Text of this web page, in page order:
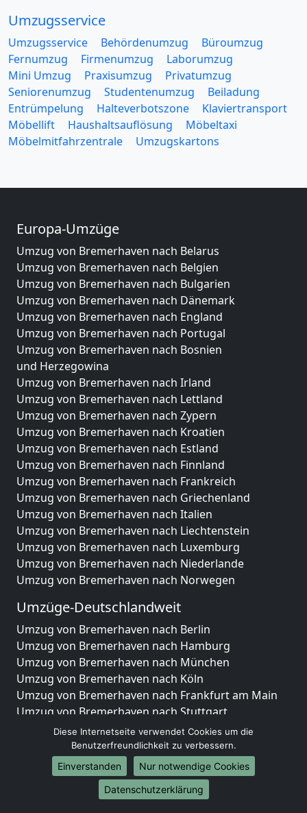
Umzugsservice
Umzugsservice Behördenumzug
Büroumzug
Fernumzug
Firmenumzug
Laborumzug
Mini Umzug
Praxisumzug
Privatumzug
Seniorenumzug
Studentenumzug
Beiladung
Entrümpelung
Halteverbotszone
Klaviertransport
Möbellift
Haushaltsauflösung
Möbeltaxi
Möbelmitfahrzentrale
Umzugskartons
Europa-Umzüge
Umzug von Bremerhaven nach Belarus
Umzug von Bremerhaven nach Belgien
Umzug von Bremerhaven nach Bulgarien
Umzug von Bremerhaven nach Dänemark
Umzug von Bremerhaven nach England
Umzug von Bremerhaven nach Portugal
Umzug von Bremerhaven nach Bosnien
und Herzegowina
Umzug von Bremerhaven nach Irland
Umzug von Bremerhaven nach Lettland
Umzug von Bremerhaven nach Zypern
Umzug von Bremerhaven nach Kroatien
Umzug von Bremerhaven nach Estland
Umzug von Bremerhaven nach Finnland
Umzug von Bremerhaven nach Frankreich
Umzug von Bremerhaven nach Griechenland
Umzug von Bremerhaven nach Italien
Umzug von Bremerhaven nach Liechtenstein
Umzug von Bremerhaven nach Luxemburg
Umzug von Bremerhaven nach Niederlande
Umzug von Bremerhaven nach Norwegen
Umzüge-Deutschlandweit
Umzug von Bremerhaven nach Berlin
Umzug von Bremerhaven nach Hamburg
Umzug von Bremerhaven nach München
Umzug von Bremerhaven nach Köln
Umzug von Bremerhaven nach Frankfurt am Main
Umzug von Bremerhaven nach Stuttgart
Umzug von Bremerhaven nach Düsseldorf
Umzug von Bremerhaven nach Leipzig
Umzug von Bremerhaven nach Dortmund
Umzug von Bremerhaven nach Essen
Umzug von Bremerhaven nach Bremen
Diese Internetseite verwendet Cookies um die
Benutzerfreundlichkeit zu verbessern.
Einverstanden
Nur notwendige Cookies
Datenschutzerklärung